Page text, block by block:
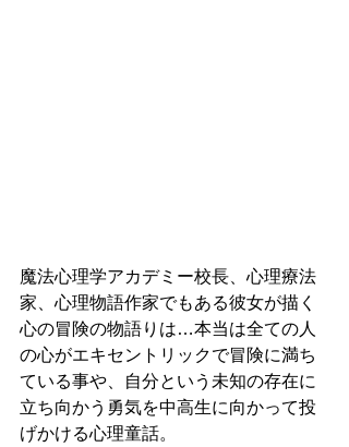
魔法心理学アカデミー校長、心理療法
家、心理物語作家でもある彼女が描く
心の冒険の物語りは…本当は全ての人
の心がエキセントリックで冒険に満ち
ている事や、自分という未知の存在に
立ち向かう勇気を中高生に向かって投
げかける心理童話。